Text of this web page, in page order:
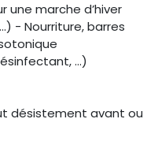
marche d’hiver
- Nourriture, barres
…)
désistement avant ou